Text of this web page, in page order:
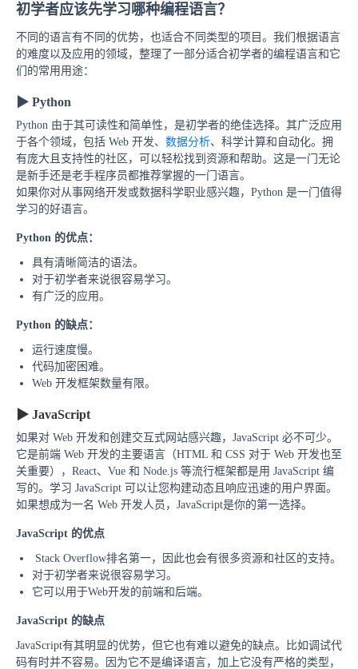
初学者应该先学习哪种编程语言？
不同的语言有不同的优势，也适合不同类型的项目。我们根据语言
的难度以及应用的领域，整理了一部分适合初学者的编程语言和它
们的常用用途：
▶ Python
Python 由于其可读性和简单性，是初学者的绝佳选择。其广泛应用
于各个领域，包括 Web 开发、 数据分析、科学计算和自动化。拥
有庞大且支持性的社区，可以轻松找到资源和帮助。这是一门无论
是新手还是老手程序员都推荐掌握的一门语言。
如果你对从事网络开发或数据科学职业感兴趣，Python 是一门值得
学习的好语言。
Python 的优点：
具有清晰简洁的语法。
对于初学者来说很容易学习。
有广泛的应用。
Python 的缺点：
运行速度慢。
代码加密困难。
Web 开发框架数量有限。
▶ JavaScript
如果对 Web 开发和创建交互式网站感兴趣，JavaScript 必不可少。
它是前端 Web 开发的主要语言（HTML 和 CSS 对于 Web 开发也至
关重要），React、Vue 和 Node.js 等流行框架都是用 JavaScript 编
写的。学习 JavaScript 可以让您构建动态且响应迅速的用户界面。
如果想成为一名 Web 开发人员，JavaScript是你的第一选择。
JavaScript 的优点
Stack Overflow排名第一，因此也会有很多资源和社区的支持。
对于初学者来说很容易学习。
它可以用于Web开发的前端和后端。
JavaScript 的缺点
JavaScript有其明显的优势，但它也有难以避免的缺点。比如调试代
码有时并不容易。因为它不是编译语言，加上它没有严格的类型，